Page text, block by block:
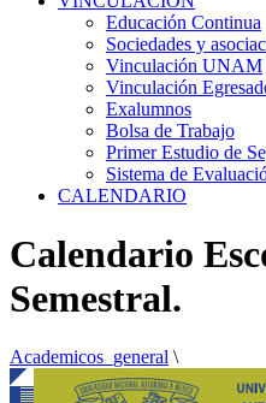
Educación Continua
Sociedades y
Vinculación UNAM
Vinculación
Exalumnos
Bolsa de Trabajo
Primer Estudio de
Sistema de
CALENDARIO
Calendario
Semestral.
Academicos_general \